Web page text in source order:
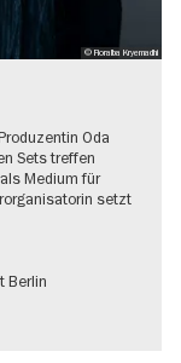
© Fioralba Kryemadhi
Oda
Sets treffen
Medium für
setzt
Berlin